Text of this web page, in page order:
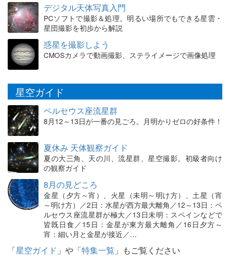
デジタル天体写真入門
PCソフトで撮影＆処理。明るい場所でもできる星雲・
星団撮影を初歩から解説
惑星を撮影しよう
CMOSカメラで動画撮影、ステライメージで画像処理
星空ガイド
ペルセウス座流星群
8月12～13日が一番の見ごろ。月明かりゼロの好条件！
夏休み 天体観察ガイド
夏の大三角、天の川、流星群、星空撮影。初級者向け
の観察ガイド
8月の見どころ
金星（夕方～宵）、火星（未明～明け方）、土星（宵
～明け方）／2日：水星が西方最大離角／12～13日：ペ
ルセウス座流星群が極大／13日未明：スペインなどで
皆既日食／15日：金星が東方最大離角／16日夕方～
宵：細い月と金星が接近／…
「星空ガイド 」や「特集一覧 」もご覧ください